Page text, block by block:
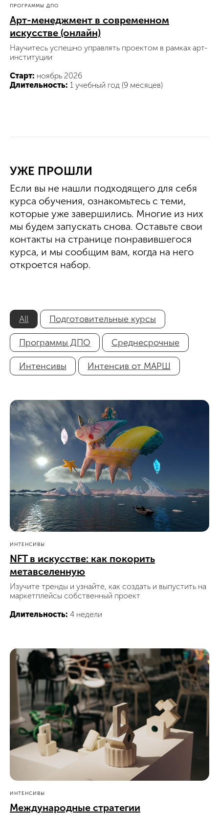
ПРОГРАММЫ ДПО
Арт-менеджмент в современном
искусстве (онлайн)
Научитесь успешно управлять проектом в рамках арт-
институции
Старт: ноябрь 2026
Длительность: 1 учебный год (9 месяцев)
УЖЕ ПРОШЛИ
Если вы не нашли подходящего для себя
курса обучения, ознакомьтесь с теми,
которые уже завершились. Многие из них
мы будем запускать снова. Оставьте свои
контакты на странице понравившегося
курса, и мы сообщим вам, когда на него
откроется набор.
All Подготовительные курсы
Программы ДПО Среднесрочные
Интенсивы Интенсив от МАРШ
ИНТЕНСИВЫ
NFT в искусстве: как покорить
метавселенную
Изучите тренды и узнайте, как создать и выпустить на
маркетплейсы собственный проект
Длительность: 4 недели
ИНТЕНСИВЫ
Международные стратегии